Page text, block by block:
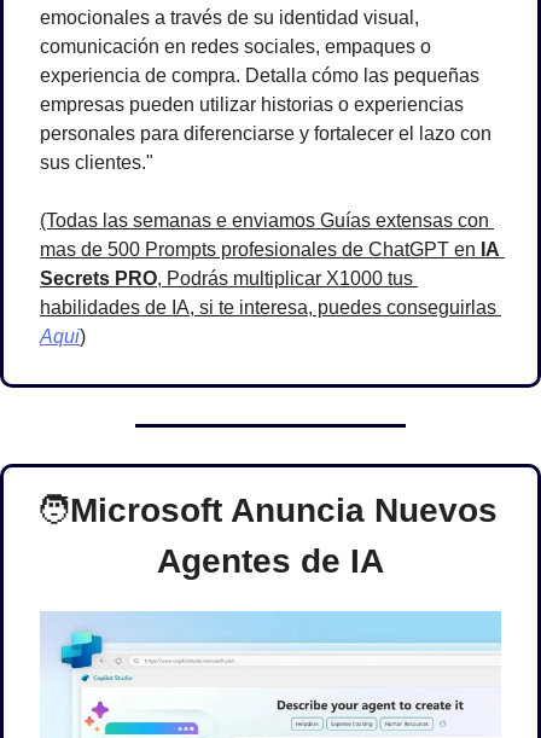
emocionales a través de su identidad visual,
comunicación en redes sociales, empaques o
experiencia de compra. Detalla cómo las pequeñas
empresas pueden utilizar historias o experiencias
personales para diferenciarse y fortalecer el lazo con
sus clientes."
(Todas las semanas e enviamos Guías extensas con
mas de 500 Prompts profesionales de ChatGPT en IA
Secrets PRO, Podrás multiplicar X1000 tus
Aqui)
🧑Microsoft Anuncia Nuevos
Agentes de IA